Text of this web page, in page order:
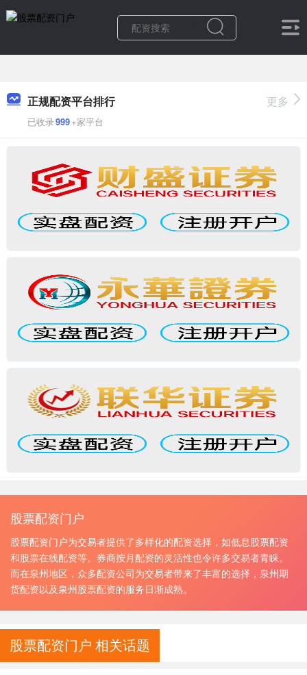
正规配资平台排行
已收录999+家平台
更多
股票配资门户
股票配资门户为交易者提供了多样化的配资选择，如低息股票配资
和股票在线配资等。券商按月配资的灵活性也令许多交易者青睐。
而在泉州地区，众多配资公司为交易者带来了丰富的选择，泉州期
货配资以及泉州股票配资的服务日渐成熟。
股票配资门户 相关话题